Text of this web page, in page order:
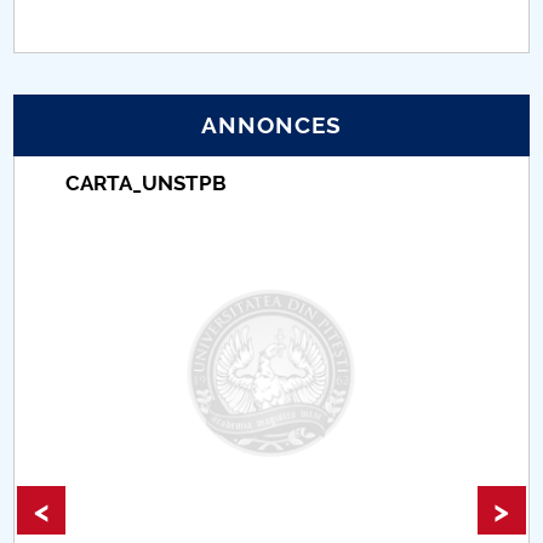
PNRR
Comisie de etica unversitară
Accesibilitate pentru studenții cu dizabilități
ANNONCES
CARTA_UNSTPB
< >